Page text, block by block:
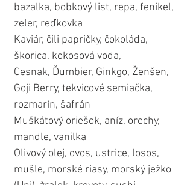
bazalka, bobkový list, repa, fenikel,
zeler, reďkovka
Kaviár, čili papričky, čokoláda,
škorica, kokosová voda,
Cesnak, Ďumbier, Ginkgo, Ženšen,
Goji Berry, tekvicové semiačka,
rozmarín, šafrán
Muškátový oriešok, aníz, orechy,
mandle, vanilka
Olivový olej, ovos, ustrice, losos,
mušle, morské riasy, morský ježko